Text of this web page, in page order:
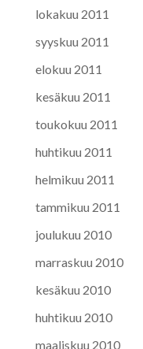
lokakuu 2011
syyskuu 2011
elokuu 2011
kesäkuu 2011
toukokuu 2011
huhtikuu 2011
helmikuu 2011
tammikuu 2011
joulukuu 2010
marraskuu 2010
kesäkuu 2010
huhtikuu 2010
maaliskuu 2010